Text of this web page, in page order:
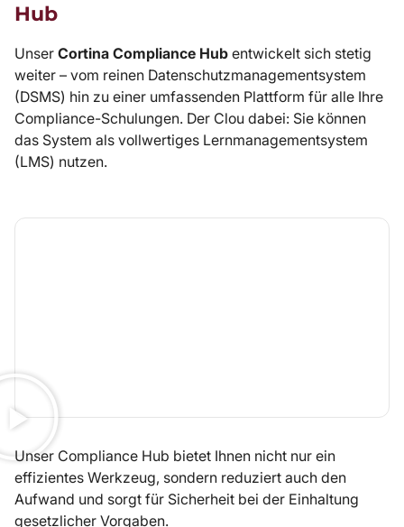
Hub
Unser Cortina Compliance Hub entwickelt sich stetig
weiter – vom reinen Datenschutzmanagementsystem
(DSMS) hin zu einer umfassenden Plattform für alle Ihre
Compliance-Schulungen. Der Clou dabei: Sie können
das System als vollwertiges Lernmanagementsystem
(LMS) nutzen.
Unser Compliance Hub bietet Ihnen nicht nur ein
effizientes Werkzeug, sondern reduziert auch den
Aufwand und sorgt für Sicherheit bei der Einhaltung
gesetzlicher Vorgaben.